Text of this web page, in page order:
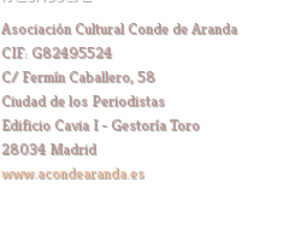
Asociación Cultural Conde de Aranda
CIF: G82495524
C/ Fermín Caballero, 58
Ciudad de los Periodistas
Edificio Cavia I - Gestoría Toro
28034 Madrid
www.acondearanda.es